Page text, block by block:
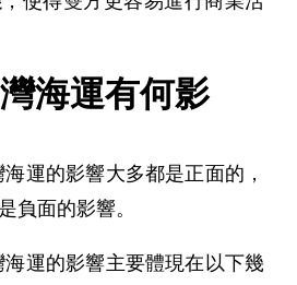
海運有何影
海運的影響大多都是正面的，
負面的影響。
海運的影響主要體現在以下幾